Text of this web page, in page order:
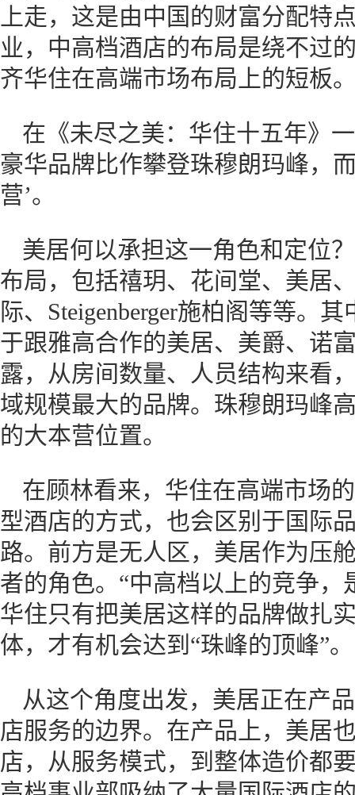
上走，这是由中国的财富分配特
业，中高档酒店的布局是绕不过
齐华住在高端市场布局上的短板
在《未尽之美：华住十五年》
豪华品牌比作攀登珠穆朗玛峰，
营’。
美居何以承担这一角色和定位
布局，包括禧玥、花间堂、美居
际、Steigenberger施柏阁等等。
于跟雅高合作的美居、美爵、诺
露，从房间数量、人员结构来看
域规模最大的品牌。珠穆朗玛峰
的大本营位置。
在顾林看来，华住在高端市场
型酒店的方式，也会区别于国际
路。前方是无人区，美居作为压
者的角色。“中高档以上的竞争
华住只有把美居这样的品牌做扎
体，才有机会达到“珠峰的顶峰”。
从这个角度出发，美居正在产
店服务的边界。在产品上，美居
店，从服务模式，到整体造价都